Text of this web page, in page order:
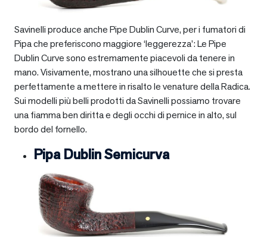
Savinelli produce anche Pipe Dublin Curve, per i fumatori di
Pipa che preferiscono maggiore ‘leggerezza’: Le Pipe
Dublin Curve sono estremamente piacevoli da tenere in
mano. Visivamente, mostrano una silhouette che si presta
perfettamente a mettere in risalto le venature della Radica.
Sui modelli più belli prodotti da Savinelli possiamo trovare
una fiamma ben diritta e degli occhi di pernice in alto, sul
bordo del fornello.
Pipa Dublin Semicurva